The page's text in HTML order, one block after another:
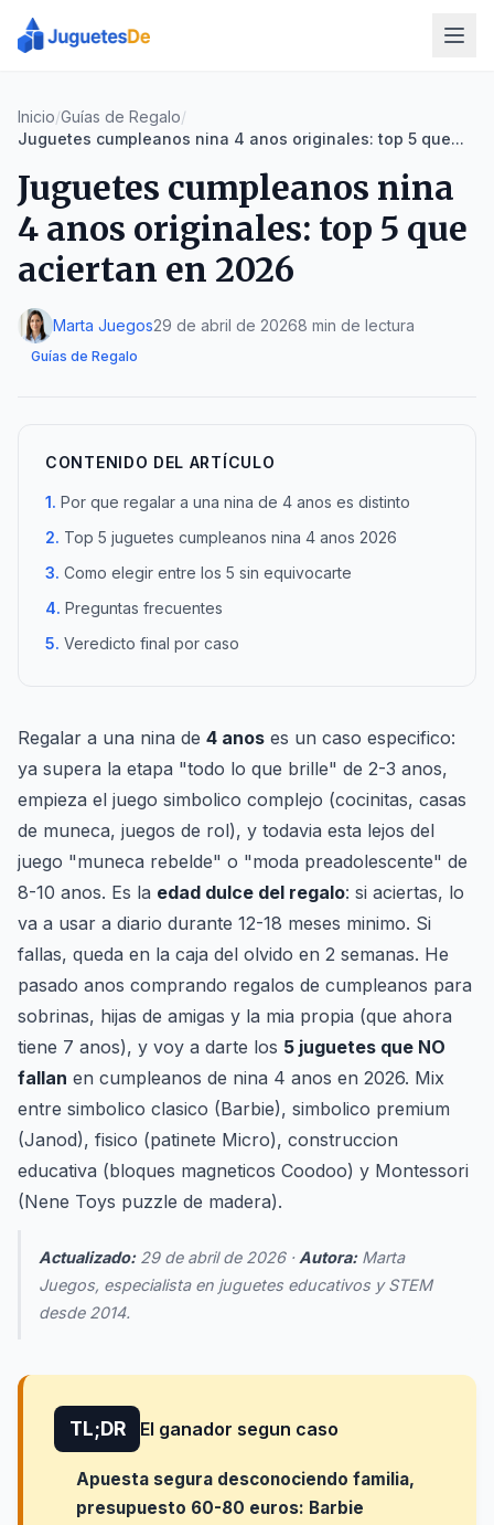
Inicio/Guías de Regalo/
Juguetes cumpleanos nina 4 anos originales: top 5 que...
Juguetes cumpleanos nina
4 anos originales: top 5 que
aciertan en 2026
Marta Juegos29 de abril de 20268 min de lectura
Guías de Regalo
CONTENIDO DEL ARTÍCULO
Por que regalar a una nina de 4 anos es distinto
Top 5 juguetes cumpleanos nina 4 anos 2026
Como elegir entre los 5 sin equivocarte
Preguntas frecuentes
Veredicto final por caso
Regalar a una nina de 4 anos es un caso especifico:
ya supera la etapa "todo lo que brille" de 2-3 anos,
empieza el juego simbolico complejo (cocinitas, casas
de muneca, juegos de rol), y todavia esta lejos del
juego "muneca rebelde" o "moda preadolescente" de
8-10 anos. Es la edad dulce del regalo: si aciertas, lo
va a usar a diario durante 12-18 meses minimo. Si
fallas, queda en la caja del olvido en 2 semanas. He
pasado anos comprando regalos de cumpleanos para
sobrinas, hijas de amigas y la mia propia (que ahora
tiene 7 anos), y voy a darte los 5 juguetes que NO
fallan en cumpleanos de nina 4 anos en 2026. Mix
entre simbolico clasico (Barbie), simbolico premium
(Janod), fisico (patinete Micro), construccion
educativa (bloques magneticos Coodoo) y Montessori
(Nene Toys puzzle de madera).
Actualizado:29 de abril de 2026 · Autora:Marta
Juegos, especialista en juguetes educativos y STEM
desde 2014.
TL;DR El ganador segun caso
Apuesta segura desconociendo familia,
presupuesto 60-80 euros: Barbie